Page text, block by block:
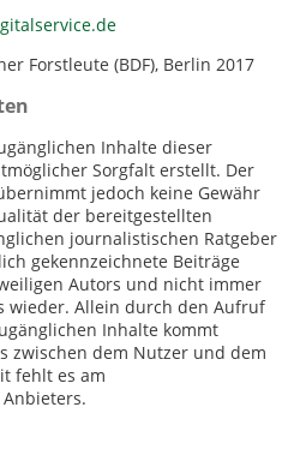
Forstleute (BDF), Berlin 2017
Inhalte dieser
Sorgfalt erstellt. Der
jedoch keine Gewähr
der bereitgestellten
journalistischen Ratgeber
gekennzeichnete Beiträge
Autors und nicht immer
wieder. Allein durch den Aufruf
Inhalte kommt
zwischen dem Nutzer und dem
fehlt es am